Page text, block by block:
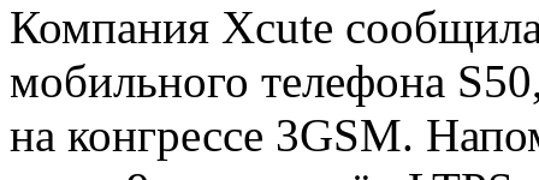
Компания Xcute
мобильного телефона
на конгрессе 3GSM.